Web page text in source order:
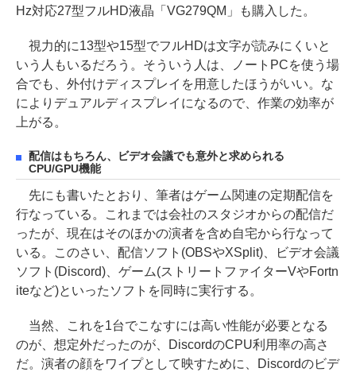
Hz対応27型フルHD液晶「VG279QM」も購入した。
視力的に13型や15型でフルHDは文字が読みにくいと
いう人もいるだろう。そういう人は、ノートPCを使う場
合でも、外付けディスプレイを用意したほうがいい。な
によりデュアルディスプレイになるので、作業の効率が
上がる。
配信はもちろん、ビデオ会議でも意外と求められる
CPU/GPU機能
先にも書いたとおり、筆者はゲーム関連の定期配信を
行なっている。これまでは会社のスタジオからの配信だ
ったが、現在はそのほかの演者を含め自宅から行なって
いる。このさい、配信ソフト(OBSやXSplit)、ビデオ会議
ソフト(Discord)、ゲーム(ストリートファイターVやFortn
iteなど)といったソフトを同時に実行する。
当然、これを1台でこなすには高い性能が必要となる
のが、想定外だったのが、DiscordのCPU利用率の高さ
だ。演者の顔をワイプとして映すために、Discordのビデ